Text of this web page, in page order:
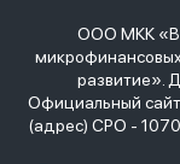
ООО МКК
развитие».
Официальный
(адрес) СРО -